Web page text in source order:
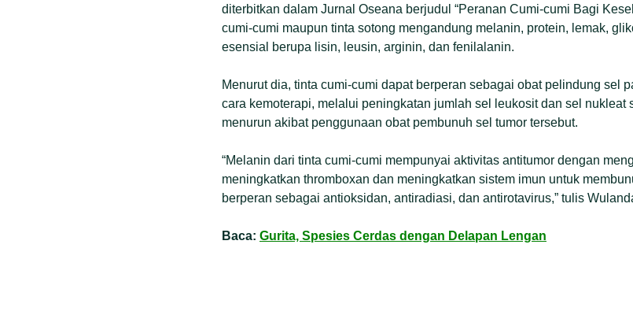
diterbitkan dalam Jurnal Oseana berjudul “Peranan Cumi-cumi Bagi
cumi-cumi maupun tinta sotong mengandung melanin, protein, lemak,
esensial berupa lisin, leusin, arginin, dan fenilalanin.
Menurut dia, tinta cumi-cumi dapat berperan sebagai obat pelindung sel
cara kemoterapi, melalui peningkatan jumlah sel leukosit dan sel nukleat
menurun akibat penggunaan obat pembunuh sel tumor tersebut.
“Melanin dari tinta cumi-cumi mempunyai aktivitas antitumor dengan
meningkatkan thromboxan dan meningkatkan sistem imun untuk
berperan sebagai antioksidan, antiradiasi, dan antirotavirus,” tulis
Baca: Gurita, Spesies Cerdas dengan Delapan Lengan